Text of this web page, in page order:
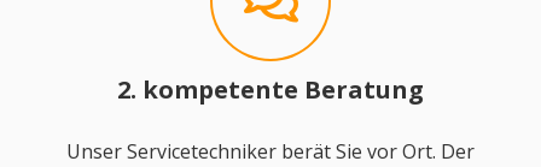
2. kompetente Beratung
Unser Servicetechniker berät Sie vor Ort. Der